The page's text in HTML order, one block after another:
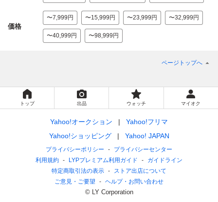
価格
〜7,999円 〜15,999円 〜23,999円 〜32,999円
〜40,999円 〜98,999円
ページトップへ
トップ 出品 ウォッチ マイオク
Yahoo!オークション
Yahoo!フリマ
Yahoo!ショッピング
Yahoo! JAPAN
プライバシーポリシー
プライバシーセンター
利用規約
LYPプレミアム利用ガイド
ガイドライン
特定商取引法の表示
ストア出店について
ご意見・ご要望
ヘルプ・お問い合わせ
© LY Corporation